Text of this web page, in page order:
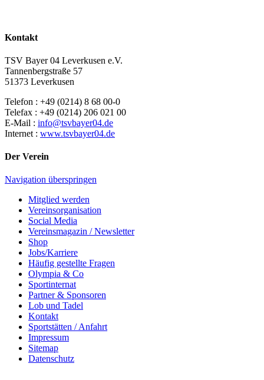
Kontakt
TSV Bayer 04 Leverkusen e.V.
Tannenbergstraße 57
51373 Leverkusen
Telefon : +49 (0214) 8 68 00-0
Telefax : +49 (0214) 206 021 00
E-Mail : info@tsvbayer04.de
Internet : www.tsvbayer04.de
Der Verein
Navigation überspringen
Mitglied werden
Vereinsorganisation
Social Media
Vereinsmagazin / Newsletter
Shop
Jobs/Karriere
Häufig gestellte Fragen
Olympia & Co
Sportinternat
Partner & Sponsoren
Lob und Tadel
Kontakt
Sportstätten / Anfahrt
Impressum
Sitemap
Datenschutz